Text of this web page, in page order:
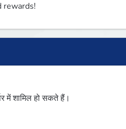
rewards!
में शामिल हो सकते हैं।